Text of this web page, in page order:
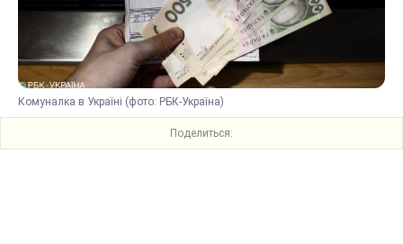
Комуналка в Україні (фото: РБК-Україна)
Поделиться: